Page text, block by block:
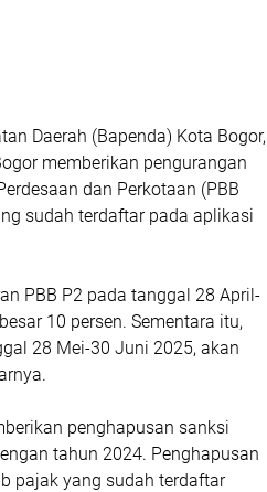
Daerah (Bapenda) Kota Bogor,
memberikan pengurangan
dan Perkotaan (PBB
sudah terdaftar pada aplikasi
PBB P2 pada tanggal 28 April-
10 persen. Sementara itu,
28 Mei-30 Juni 2025, akan
penghapusan sanksi
tahun 2024. Penghapusan
pajak yang sudah terdaftar